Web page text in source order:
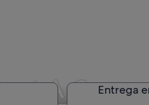
A CarEntrega